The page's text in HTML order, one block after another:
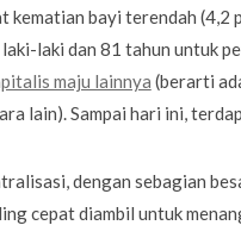
kematian bayi terendah (4,2
laki dan 81 tahun untuk
maju lainnya (berarti
lain). Sampai hari ini,
dengan sebagian
cepat diambil untuk